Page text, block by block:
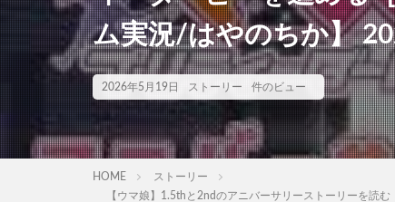
ム実況/はやのちか】
2026年5月19日 ストーリー 件のビュー
HOME
ストーリー
【ウマ娘】1.5thと2ndのアニバーサリーストーリーを読